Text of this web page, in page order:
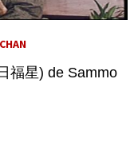
福星) de Sammo